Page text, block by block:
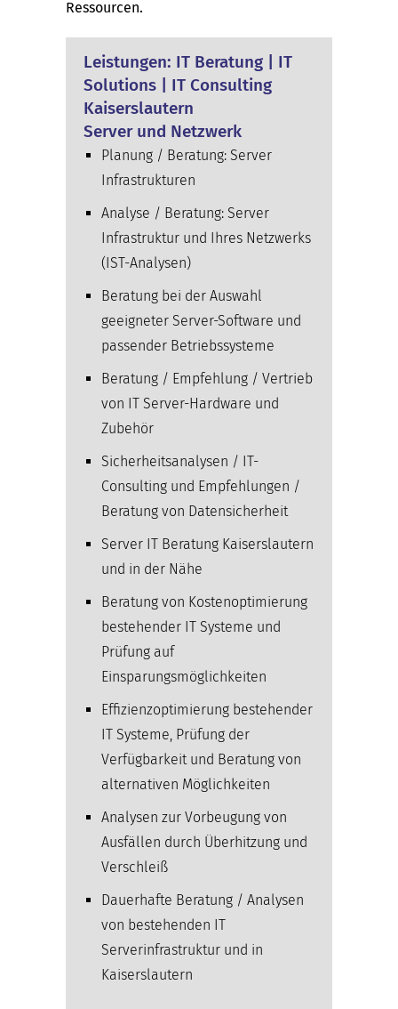
Ressourcen.
Leistungen: IT Beratung | IT
Solutions | IT Consulting
Kaiserslautern
Server und Netzwerk
Planung / Beratung: Server
Infrastrukturen
Analyse / Beratung: Server
Infrastruktur und Ihres Netzwerks
(IST-Analysen)
Beratung bei der Auswahl
geeigneter Server-Software und
passender Betriebssysteme
Beratung / Empfehlung / Vertrieb
von IT Server-Hardware und
Zubehör
Sicherheitsanalysen / IT-
Consulting und Empfehlungen /
Beratung von Datensicherheit
Server IT Beratung Kaiserslautern
und in der Nähe
Beratung von Kostenoptimierung
bestehender IT Systeme und
Prüfung auf
Einsparungsmöglichkeiten
Effizienzoptimierung bestehender
IT Systeme, Prüfung der
Verfügbarkeit und Beratung von
alternativen Möglichkeiten
Analysen zur Vorbeugung von
Ausfällen durch Überhitzung und
Verschleiß
Dauerhafte Beratung / Analysen
von bestehenden IT
Serverinfrastruktur und in
Kaiserslautern